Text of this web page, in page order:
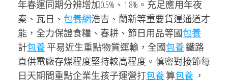
年春運同期分辨增加0.5%、1.8%。充足應用年夜
秦、瓦日、 包養網浩吉、蘭新等重要貨運通道才
能，全力保證食糧、春耕、節日用品等國包養
計包養平易近生重點物質運輸，全國包養鐵路
直供電廠存煤程度堅持較高程度。慎密對接節每
日天期間重點企業生孩子運營打包養算包養 ，